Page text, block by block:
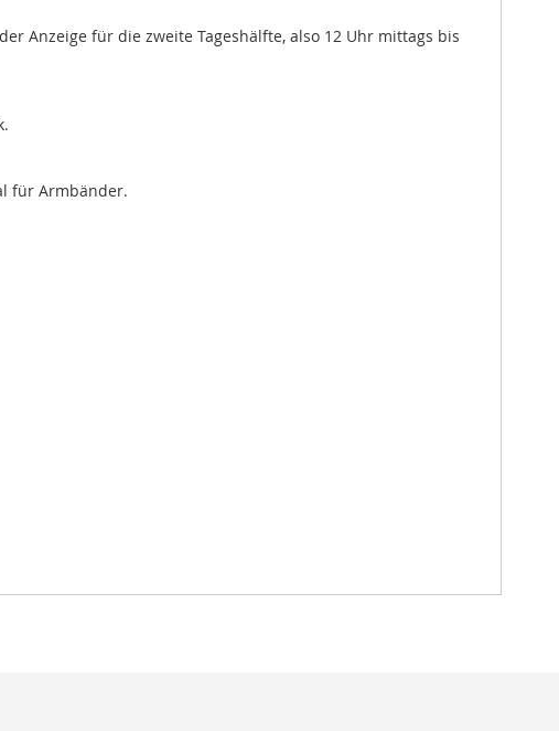
Anzeige für die zweite Tageshälfte, also 12 Uhr mittags bis
für Armbänder.